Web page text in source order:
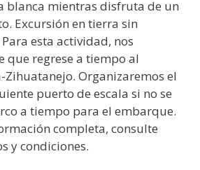
blanca mientras disfruta de un
Excursión en tierra sin
esta actividad, nos
que regrese a tiempo al
Organizaremos el
puerto de escala si no se
a tiempo para el embarque.
completa, consulte
y condiciones.